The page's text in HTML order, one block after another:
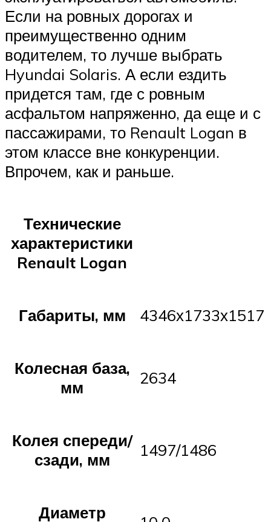
Если на ровных дорогах и
преимущественно одним
водителем, то лучше выбрать
Hyundai Solaris. А если ездить
придется там, где с ровным
асфальтом напряженно, да еще и с
пассажирами, то Renault Logan в
этом классе вне конкуренции.
Впрочем, как и раньше.
Технические
характеристики
Renault Logan
Габариты, мм 4346х1733х1517
Колесная база,
мм
2634
Колея спереди/
сзади, мм
1497/1486
Диаметр